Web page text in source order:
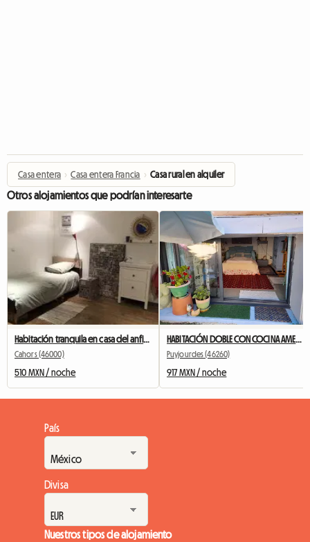
Casa entera › Casa entera Francia › Casa rural en alquiler
Otros alojamientos que podrían interesarte
Habitación tranquila en casa del anfitrión - centro histórico Cahors
Cahors (46000)
510 MXN / noche
Puyjourdes (46260)
917 MXN / noche
País
Divisa
Nuestros tipos de alojamiento